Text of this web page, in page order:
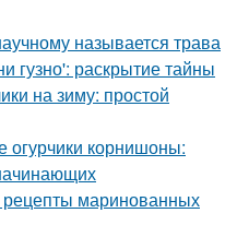
называется трава
гузно': раскрытие тайны
на зиму: простой
огурчики корнишоны:
рецепты маринованных